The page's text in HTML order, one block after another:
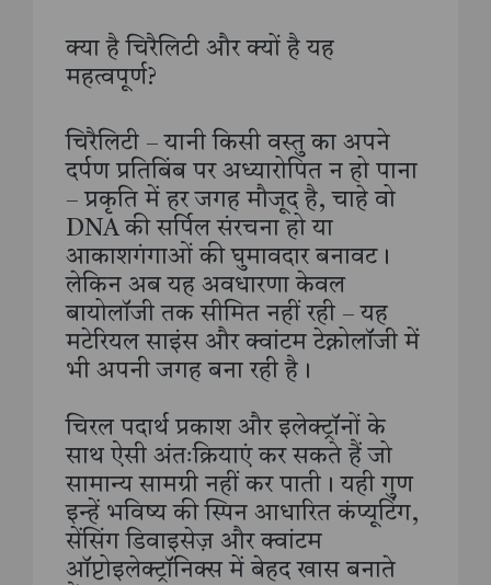
क्या है चिरैलिटी और क्यों है यह
महत्वपूर्ण?
चिरैलिटी – यानी किसी वस्तु का अपने
दर्पण प्रतिबिंब पर अध्यारोपित न हो पाना
– प्रकृति में हर जगह मौजूद है, चाहे वो
DNA की सर्पिल संरचना हो या
आकाशगंगाओं की घुमावदार बनावट।
लेकिन अब यह अवधारणा केवल
बायोलॉजी तक सीमित नहीं रही – यह
मटेरियल साइंस और क्वांटम टेक्नोलॉजी में
भी अपनी जगह बना रही है।
चिरल पदार्थ प्रकाश और इलेक्ट्रॉनों के
साथ ऐसी अंतःक्रियाएं कर सकते हैं जो
सामान्य सामग्री नहीं कर पाती। यही गुण
इन्हें भविष्य की स्पिन आधारित कंप्यूटिंग,
सेंसिंग डिवाइसेज़ और क्वांटम
ऑप्टोइलेक्ट्रॉनिक्स में बेहद खास बनाते